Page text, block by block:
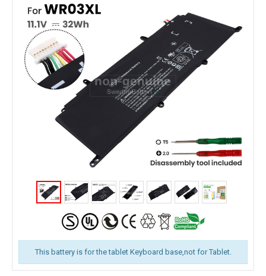
This battery is for the tablet Keyboard base,not for Tablet.